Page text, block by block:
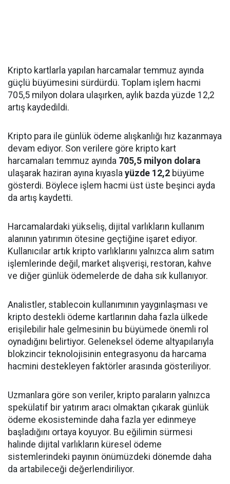
Kripto kartlarla yapılan harcamalar temmuz ayında
güçlü büyümesini sürdürdü. Toplam işlem hacmi
705,5 milyon dolara ulaşırken, aylık bazda yüzde 12,2
artış kaydedildi.
Kripto para ile günlük ödeme alışkanlığı hız kazanmaya
devam ediyor. Son verilere göre kripto kart
harcamaları temmuz ayında 705,5 milyon dolara
ulaşarak haziran ayına kıyasla yüzde 12,2 büyüme
gösterdi. Böylece işlem hacmi üst üste beşinci ayda
da artış kaydetti.
Harcamalardaki yükseliş, dijital varlıkların kullanım
alanının yatırımın ötesine geçtiğine işaret ediyor.
Kullanıcılar artık kripto varlıklarını yalnızca alım satım
işlemlerinde değil, market alışverişi, restoran, kahve
ve diğer günlük ödemelerde de daha sık kullanıyor.
Analistler, stablecoin kullanımının yaygınlaşması ve
kripto destekli ödeme kartlarının daha fazla ülkede
erişilebilir hale gelmesinin bu büyümede önemli rol
oynadığını belirtiyor. Geleneksel ödeme altyapılarıyla
blokzincir teknolojisinin entegrasyonu da harcama
hacmini destekleyen faktörler arasında gösteriliyor.
Uzmanlara göre son veriler, kripto paraların yalnızca
spekülatif bir yatırım aracı olmaktan çıkarak günlük
ödeme ekosisteminde daha fazla yer edinmeye
başladığını ortaya koyuyor. Bu eğilimin sürmesi
halinde dijital varlıkların küresel ödeme
sistemlerindeki payının önümüzdeki dönemde daha
da artabileceği değerlendiriliyor.